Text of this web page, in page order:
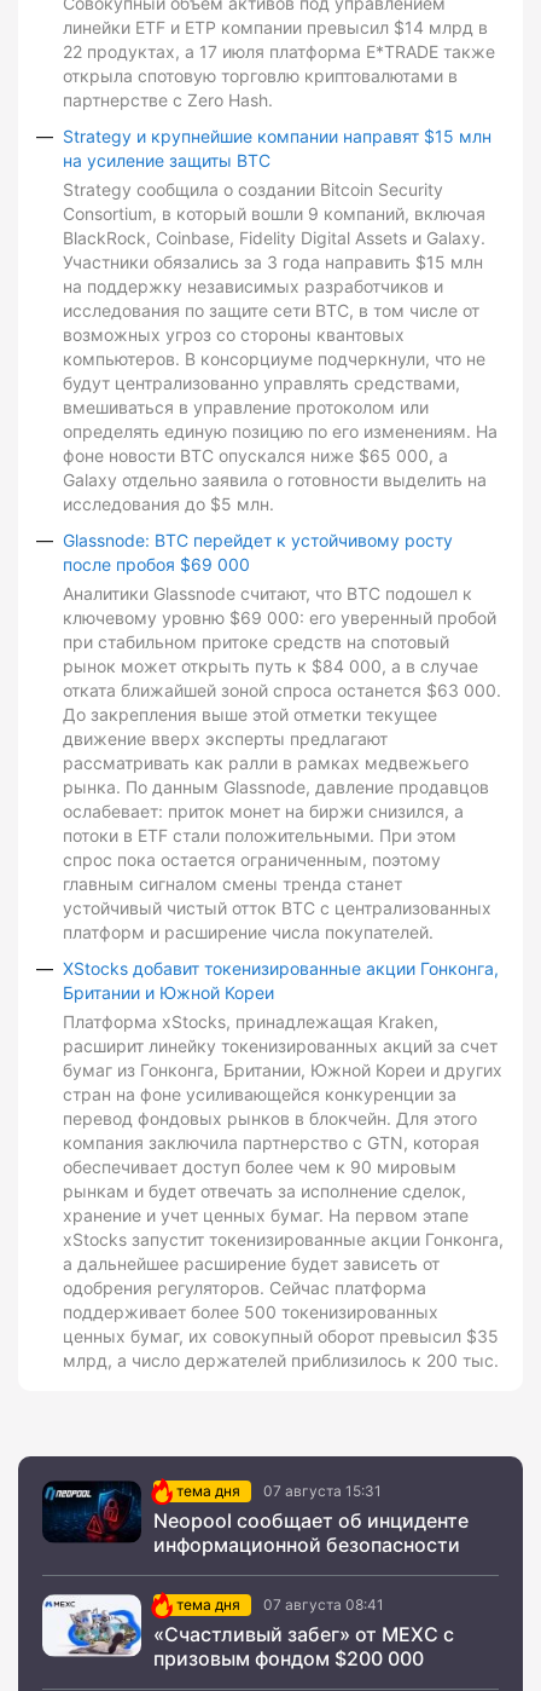
линейки ETF и ETP компании превысил $14 млрд в
22 продуктах, а 17 июля платформа E*TRADE также
открыла спотовую торговлю криптовалютами в
партнерстве с Zero Hash.
Strategy и крупнейшие компании направят $15 млн
на усиление защиты BTC
Strategy сообщила о создании Bitcoin Security
Consortium, в который вошли 9 компаний, включая
BlackRock, Coinbase, Fidelity Digital Assets и Galaxy.
Участники обязались за 3 года направить $15 млн
на поддержку независимых разработчиков и
исследования по защите сети BTC, в том числе от
возможных угроз со стороны квантовых
компьютеров. В консорциуме подчеркнули, что не
будут централизованно управлять средствами,
вмешиваться в управление протоколом или
определять единую позицию по его изменениям. На
фоне новости BTC опускался ниже $65 000, а
Galaxy отдельно заявила о готовности выделить на
исследования до $5 млн.
Glassnode: BTC перейдет к устойчивому росту
после пробоя $69 000
Аналитики Glassnode считают, что BTC подошел к
ключевому уровню $69 000: его уверенный пробой
при стабильном притоке средств на спотовый
рынок может открыть путь к $84 000, а в случае
отката ближайшей зоной спроса останется $63 000.
До закрепления выше этой отметки текущее
движение вверх эксперты предлагают
рассматривать как ралли в рамках медвежьего
рынка. По данным Glassnode, давление продавцов
ослабевает: приток монет на биржи снизился, а
потоки в ETF стали положительными. При этом
спрос пока остается ограниченным, поэтому
главным сигналом смены тренда станет
устойчивый чистый отток BTC с централизованных
платформ и расширение числа покупателей.
XStocks добавит токенизированные акции Гонконга,
Британии и Южной Кореи
Платформа xStocks, принадлежащая Kraken,
расширит линейку токенизированных акций за счет
бумаг из Гонконга, Британии, Южной Кореи и других
стран на фоне усиливающейся конкуренции за
перевод фондовых рынков в блокчейн. Для этого
компания заключила партнерство с GTN, которая
обеспечивает доступ более чем к 90 мировым
рынкам и будет отвечать за исполнение сделок,
хранение и учет ценных бумаг. На первом этапе
xStocks запустит токенизированные акции Гонконга,
а дальнейшее расширение будет зависеть от
одобрения регуляторов. Сейчас платформа
поддерживает более 500 токенизированных
ценных бумаг, их совокупный оборот превысил $35
млрд, а число держателей приблизилось к 200 тыс.
тема дня 07 августа 15:31
Neopool сообщает об инциденте
информационной безопасности
тема дня 07 августа 08:41
«Счастливый забег» от MEXC с
призовым фондом $200 000